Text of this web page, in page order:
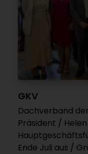
GKV
Dachverband
Präsident /
Ende Juli aus /